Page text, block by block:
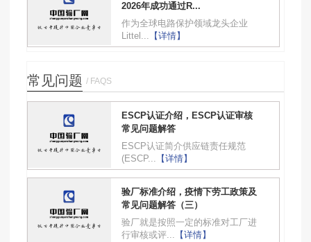
2026年成功通过R...
作为全球电路保护领域龙头企业
Littel... 【详情】
常见问题 / FAQS
ESCP认证介绍，ESCP认证审核
常见问题解答
ESCP认证简介供应链责任规范
(ESCP... 【详情】
验厂标准介绍，疫情下劳工政策及
常见问题解答（三）
验厂就是按照一定的标准对工厂进
行审核或评... 【详情】